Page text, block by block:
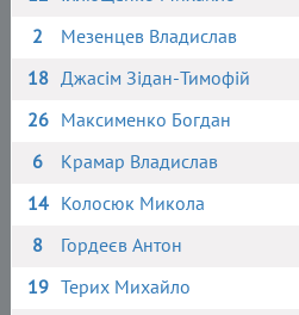
2
Мезенцев Владислав
18 Джасім Зідан-Тимофій
26 Максименко Богдан
6
Крамар Владислав
14 Колосюк Микола
8
Гордеєв Антон
19 Терих Михайло